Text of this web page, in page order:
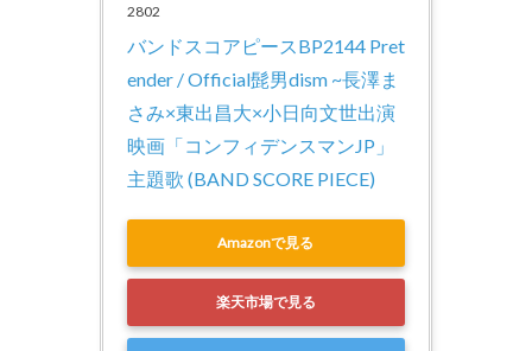
2802
バンドスコアピースBP2144 Pret
ender / Official髭男dism ~長澤ま
さみ×東出昌大×小日向文世出演
映画「コンフィデンスマンJP」
主題歌 (BAND SCORE PIECE)
Amazonで見る
楽天市場で見る